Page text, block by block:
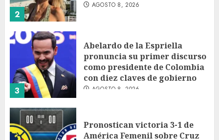
2
AGOSTO 8, 2026
3
Abelardo de la Espriella
pronuncia su primer discurso
como presidente de Colombia
con diez claves de gobierno
AGOSTO 8, 2026
Pronostican victoria 3-1 de
América Femenil sobre Cruz